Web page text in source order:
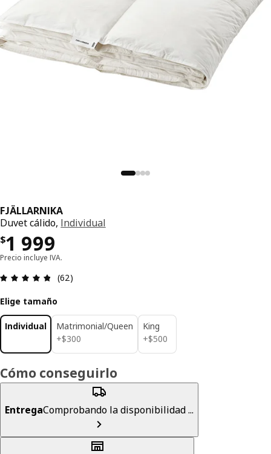
FJÄLLARNIKA
Duvet cálido, Individual
$1 999
Precio $ 1999
Precio incluye IVA.
Revisión: 4.8 fuera de 5 estrellas. Revisiones
(62)
Elige tamaño
Individual
Matrimonial/Queen
+$300
$ 300
King
+$500
$ 500
Cómo conseguirlo
EntregaComprobando la disponibilidad ...